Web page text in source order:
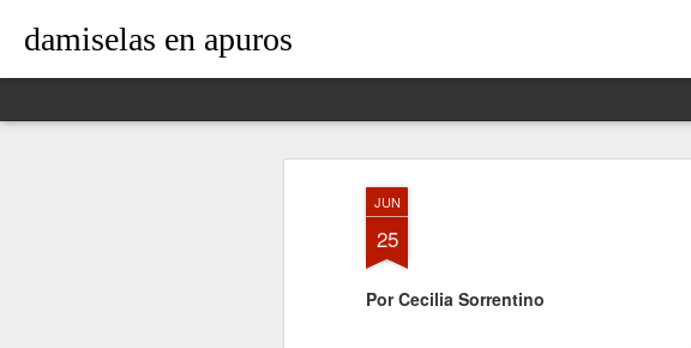
JUN
25
Por Cecilia Sorrentino
damiselas en apuros